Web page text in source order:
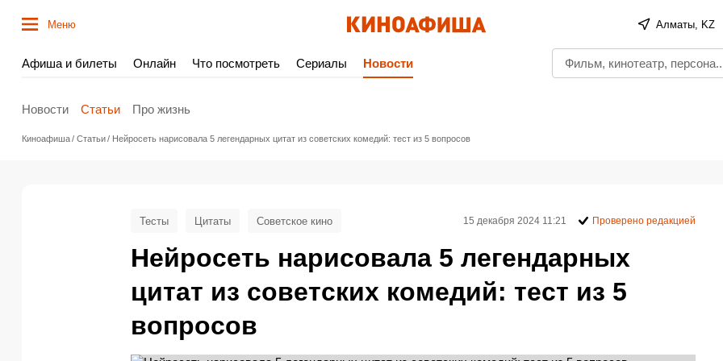
Меню Алматы, KZ
Афиша и билеты Онлайн Что посмотреть Сериалы Новости
Новости Статьи Про жизнь
Киноафиша Статьи Нейросеть нарисовала 5 легендарных цитат из советских комедий: тест из 5 вопросов
Нейросеть нарисовала 5 легендарных
цитат из советских комедий: тест из 5
вопросов
Тесты Цитаты Советское кино 15 декабря 2024 11:21 Проверено редакцией